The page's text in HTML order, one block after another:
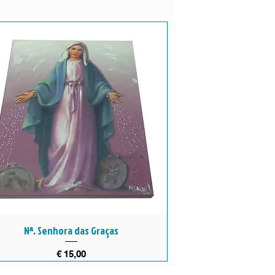
Nª. Senhora das Graças
Preço
€ 15,00